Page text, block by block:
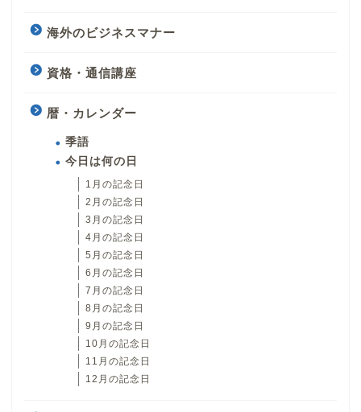
海外のビジネスマナー
資格・通信講座
暦・カレンダー
季語
今日は何の日
1月の記念日
2月の記念日
3月の記念日
4月の記念日
5月の記念日
6月の記念日
7月の記念日
8月の記念日
9月の記念日
10月の記念日
11月の記念日
12月の記念日